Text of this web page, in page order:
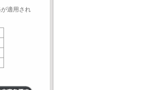
適用され